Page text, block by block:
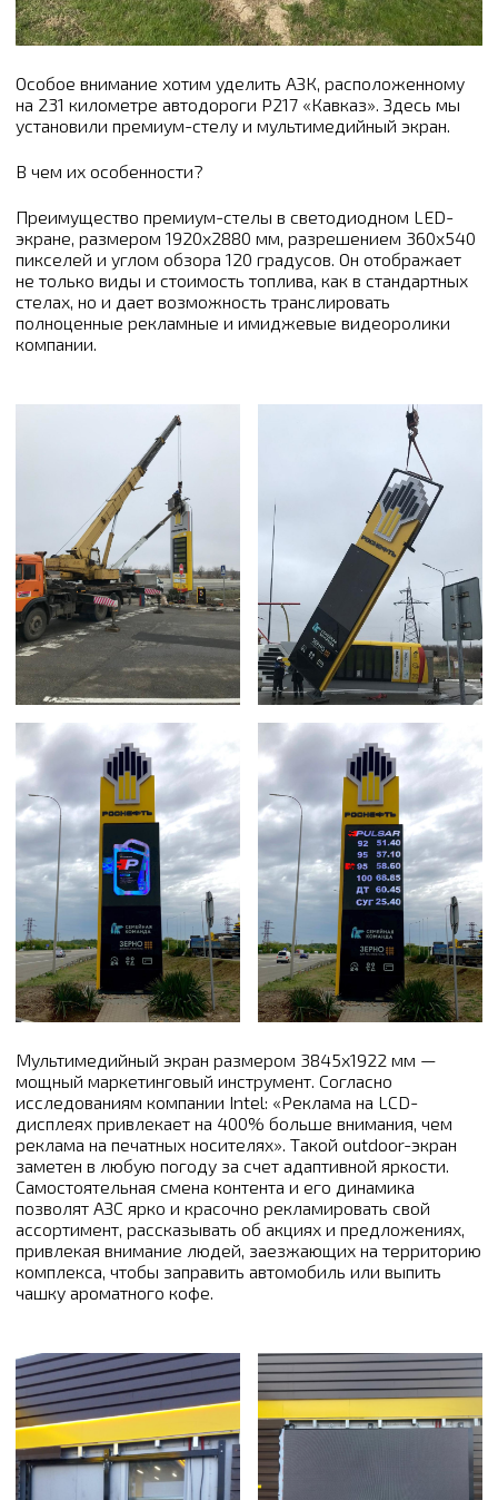
Особое внимание хотим уделить АЗК, расположенному
на 231 километре автодороги Р217 «Кавказ». Здесь мы
установили премиум-стелу и мультимедийный экран.
В чем их особенности?
Преимущество премиум-стелы в светодиодном LED-
экране, размером 1920х2880 мм, разрешением 360х540
пикселей и углом обзора 120 градусов. Он отображает
не только виды и стоимость топлива, как в стандартных
стелах, но и дает возможность транслировать
полноценные рекламные и имиджевые видеоролики
компании.
Мультимедийный экран размером 3845х1922 мм —
мощный маркетинговый инструмент. Согласно
исследованиям компании Intel: «Реклама на LCD-
дисплеях привлекает на 400% больше внимания, чем
реклама на печатных носителях». Такой outdoor-экран
заметен в любую погоду за счет адаптивной яркости.
Самостоятельная смена контента и его динамика
позволят АЗС ярко и красочно рекламировать свой
ассортимент, рассказывать об акциях и предложениях,
привлекая внимание людей, заезжающих на территорию
комплекса, чтобы заправить автомобиль или выпить
чашку ароматного кофе.